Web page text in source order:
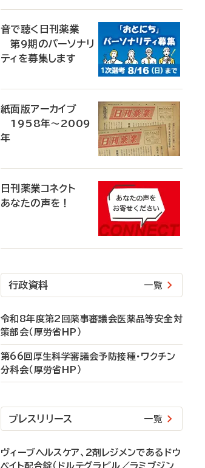
音で聴く日刊薬業
第9期のパーソナリ
ティを募集します
紙面版アーカイブ
1958年～2009
年
日刊薬業コネクト
あなたの声を！
行政資料 一覧
令和8年度第2回薬事審議会医薬品等安全対
策部会（厚労省HP）
第66回厚生科学審議会予防接種・ワクチン
分科会（厚労省HP）
プレスリリース 一覧
ヴィーブヘルスケア、2剤レジメンであるドウ
ベイト配合錠（ドルテグラビル／ラミブジン